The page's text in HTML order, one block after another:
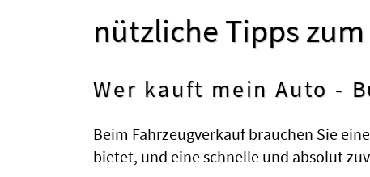
nützliche Tipps
Wer kauft mein Auto -
Beim Fahrzeugverkauf brauchen Sie
bietet, und eine schnelle und absolut